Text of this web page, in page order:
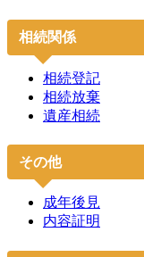
相続関係
相続登記
相続放棄
遺産相続
その他
成年後見
内容証明